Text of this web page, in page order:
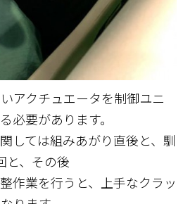
アクチュエータを制御ユニ
必要があります。
しては組みあがり直後と、馴
と、その後
作業を行うと、上手なクラッ